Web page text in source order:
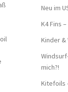
Neu im
K4 Fins
Kinder &
mich?!
Kitefoils